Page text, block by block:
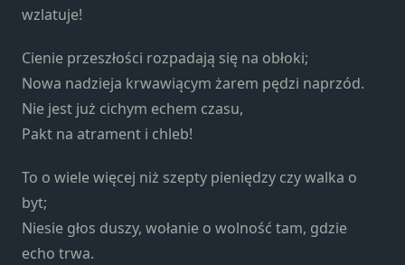
wzlatuje!
Cienie przeszłości rozpadają się na obłoki;
Nowa nadzieja krwawiącym żarem pędzi naprzód.
Nie jest już cichym echem czasu,
Pakt na atrament i chleb!
To o wiele więcej niż szepty pieniędzy czy walka o
byt;
Niesie głos duszy, wołanie o wolność tam, gdzie
echo trwa.